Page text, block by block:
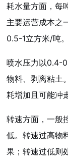
耗水量方面，每
主要运营成本之
0.5-1立方米/吨。
喷水压力以0.4-
物料、剥离粘土
耗增加且可能冲
转速方面，一般
低。转速过高物
果；转速过低则